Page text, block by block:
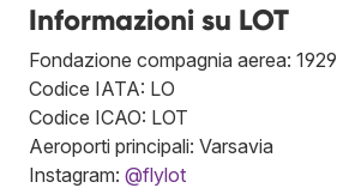
Informazioni su LOT
Fondazione compagnia aerea: 1929
Codice IATA: LO
Codice ICAO: LOT
Aeroporti principali: Varsavia
Instagram: @flylot